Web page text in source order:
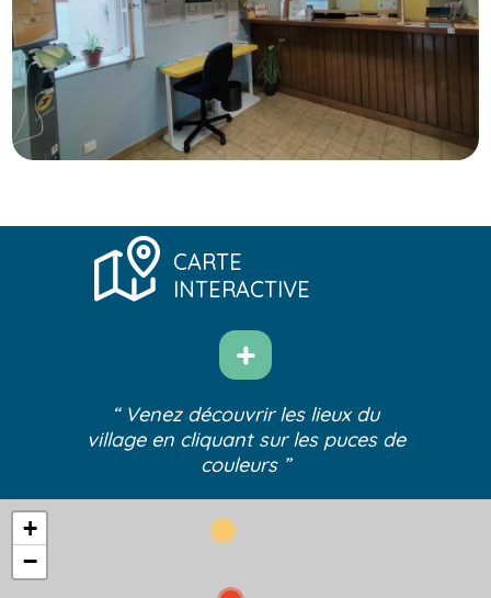
CARTE
INTERACTIVE
“ Venez découvrir les lieux du
village en cliquant sur les puces de
couleurs ”
+
−